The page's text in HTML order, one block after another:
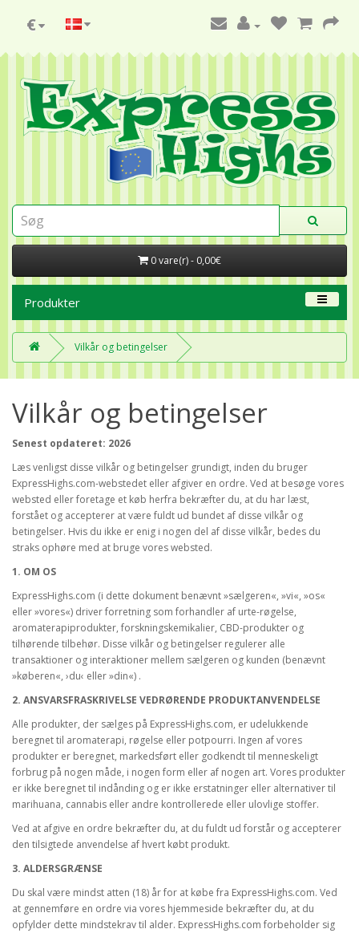
€
0 vare(r) - 0,00€
Produkter
Vilkår og betingelser
Vilkår og betingelser
Senest opdateret: 2026
Læs venligst disse vilkår og betingelser grundigt, inden du bruger
ExpressHighs.com-webstedet eller afgiver en ordre. Ved at besøge vores
websted eller foretage et køb herfra bekræfter du, at du har læst,
forstået og accepterer at være fuldt ud bundet af disse vilkår og
betingelser. Hvis du ikke er enig i nogen del af disse vilkår, bedes du
straks ophøre med at bruge vores websted.
1. OM OS
ExpressHighs.com (i dette dokument benævnt »sælgeren«, »vi«, »os«
eller »vores«) driver forretning som forhandler af urte-røgelse,
aromaterapiprodukter, forskningskemikalier, CBD-produkter og
tilhørende tilbehør. Disse vilkår og betingelser regulerer alle
transaktioner og interaktioner mellem sælgeren og kunden (benævnt
»køberen«, ›du‹ eller »din«) .
2. ANSVARSFRASKRIVELSE VEDRØRENDE PRODUKTANVENDELSE
Alle produkter, der sælges på ExpressHighs.com, er udelukkende
beregnet til aromaterapi, røgelse eller potpourri. Ingen af vores
produkter er beregnet, markedsført eller godkendt til menneskeligt
forbrug på nogen måde, i nogen form eller af nogen art. Vores produkter
er ikke beregnet til indånding og er ikke erstatninger eller alternativer til
marihuana, cannabis eller andre kontrollerede eller ulovlige stoffer.
Ved at afgive en ordre bekræfter du, at du fuldt ud forstår og accepterer
den tilsigtede anvendelse af hvert købt produkt.
3. ALDERSGRÆNSE
Du skal være mindst atten (18) år for at købe fra ExpressHighs.com. Ved
at gennemføre en ordre via vores hjemmeside bekræfter du, at du
opfylder dette mindstekrav til alder. ExpressHighs.com forbeholder sig